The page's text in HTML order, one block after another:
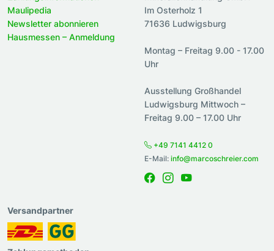
Maulipedia
Newsletter abonnieren
Hausmessen – Anmeldung
Im Osterholz 1
71636 Ludwigsburg
Montag – Freitag 9.00 - 17.00
Uhr
Ausstellung Großhandel
Ludwigsburg Mittwoch –
Freitag 9.00 – 17.00 Uhr
+49 7141 4412 0
E-Mail: info@marcoschreier.com
Versandpartner